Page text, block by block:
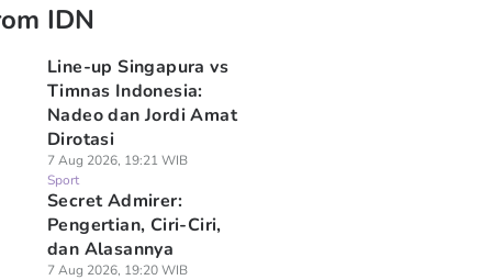
IDN
Line-up Singapura vs
Timnas Indonesia:
Nadeo dan Jordi Amat
Dirotasi
7 Aug 2026, 19:21 WIB
Sport
Secret Admirer:
Pengertian, Ciri-Ciri,
dan Alasannya
7 Aug 2026, 19:20 WIB